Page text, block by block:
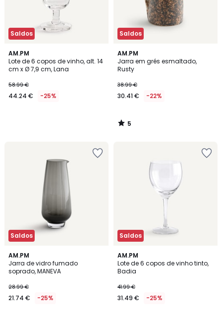
Saldos
AM.PM
Lote de 6 copos de vinho, alt. 14
cm x Ø 7,9 cm, Lana
58.99 €
44.24 € -25%
Saldos
AM.PM
Jarra em grés esmaltado,
Rusty
38.99 €
30.41 € -22%
5
/
5
5
/
Saldos
AM.PM
Jarra de vidro fumado
soprado, MANEVA
28.99 €
21.74 € -25%
Saldos
AM.PM
Lote de 6 copos de vinho tinto,
Badia
41.99 €
31.49 € -25%
4
/
5